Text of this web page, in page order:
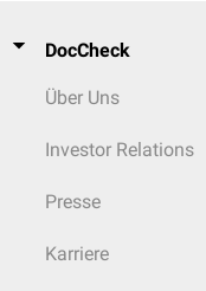
DocCheck
Über Uns
Investor Relations
Presse
Karriere